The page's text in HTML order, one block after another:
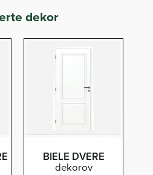
dekor
BIELE DVERE
dekorov